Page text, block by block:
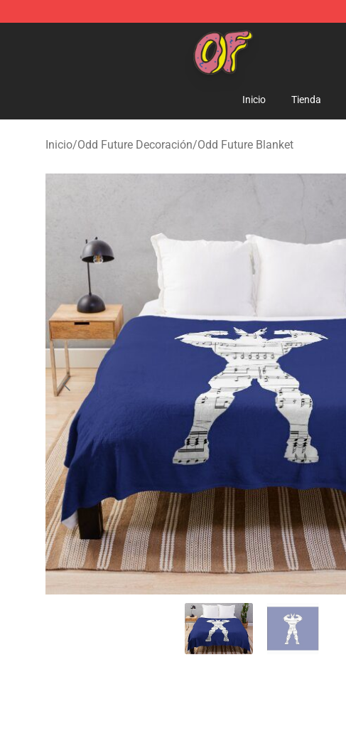
Odd Future Shop - Official Odd Future Merchandise Store
Inicio Tienda
Inicio/Odd Future Decoración/Odd Future Blanket